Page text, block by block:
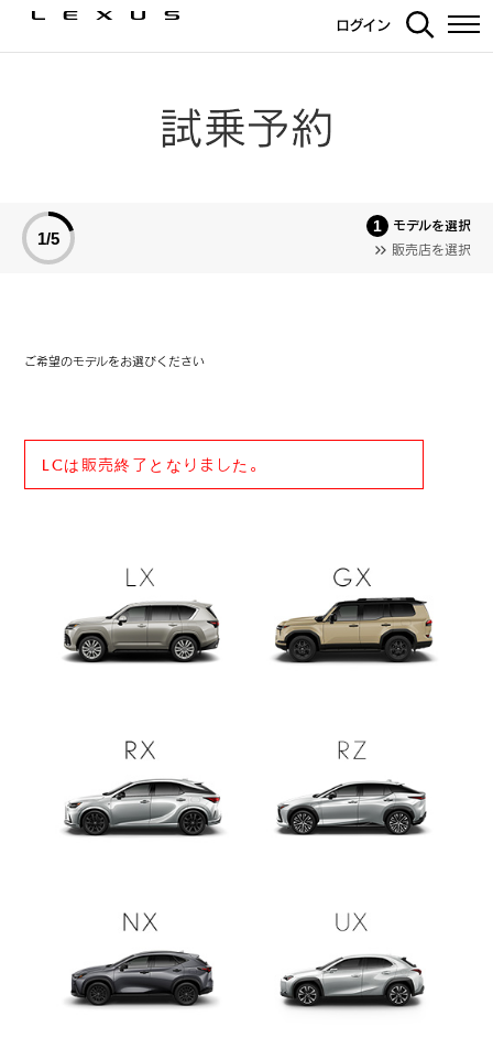
ログイン
1/5
モデルを選択
販売店を選択
ご希望のモデルをお選びください
LCは販売終了となりました。